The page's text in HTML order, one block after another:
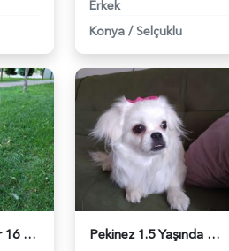
Erkek
Konya / Selçuklu
Golden Retriever 16 Aylık Köpeğime Eş Arıyorum - 4012 Pekinez 1.5 Yaşında Kızıma Eş Arıyorum - 4245